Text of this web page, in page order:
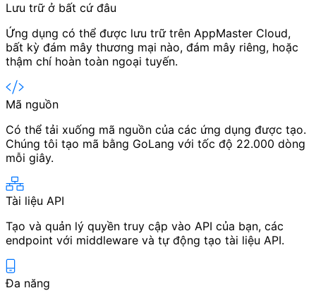
Lưu trữ ở bất cứ đâu
Ứng dụng có thể được lưu trữ trên AppMaster Cloud,
bất kỳ đám mây thương mại nào, đám mây riêng, hoặc
thậm chí hoàn toàn ngoại tuyến.
Mã nguồn
Có thể tải xuống mã nguồn của các ứng dụng được tạo.
Chúng tôi tạo mã bằng GoLang với tốc độ 22.000 dòng
mỗi giây.
Tài liệu API
Tạo và quản lý quyền truy cập vào API của bạn, các
endpoint với middleware và tự động tạo tài liệu API.
Đa năng